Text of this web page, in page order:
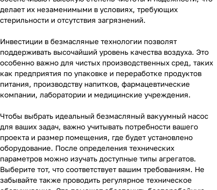
делает их незаменимыми в условиях, требующих
стерильности и отсутствия загрязнений.
Инвестиции в безмасляные технологии позволят
поддерживать высочайший уровень качества воздуха. Это
особенно важно для чистых производственных сред, таких
как предприятия по упаковке и переработке продуктов
питания, производству напитков, фармацевтические
компании, лаборатории и медицинские учреждения.
Чтобы выбрать идеальный безмасляный вакуумный насос
для ваших задач, важно учитывать потребности вашего
проекта и размер помещения, где будет установлено
оборудование. После определения технических
параметров можно изучать доступные типы агрегатов.
Выберите тот, что соответствует вашим требованиям. Не
забывайте также проводить регулярное техническое